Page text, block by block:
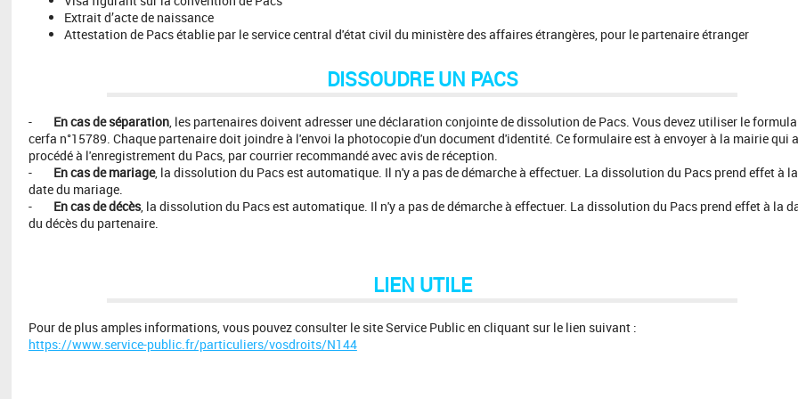
Extrait d’acte de naissance
Attestation de Pacs établie par le service central d'état civil du ministère des affaires étrangères, pour le partenaire étranger
DISSOUDRE UN PACS
- En cas de séparation, les partenaires doivent adresser une déclaration conjointe de dissolution de Pacs. Vous devez utiliser le
cerfa n°15789. Chaque partenaire doit joindre à l'envoi la photocopie d'un document d'identité. Ce formulaire est à envoyer à la mairie qui a
procédé à l'enregistrement du Pacs, par courrier recommandé avec avis de réception.
- En cas de mariage, la dissolution du Pacs est automatique. Il n'y a pas de démarche à effectuer. La dissolution du Pacs prend effet à la
date du mariage.
- En cas de décès, la dissolution du Pacs est automatique. Il n'y a pas de démarche à effectuer. La dissolution du Pacs prend effet à la
du décès du partenaire.
LIEN UTILE
Pour de plus amples informations, vous pouvez consulter le site Service Public en cliquant sur le lien suivant :
https://www.service-public.fr/particuliers/vosdroits/N144